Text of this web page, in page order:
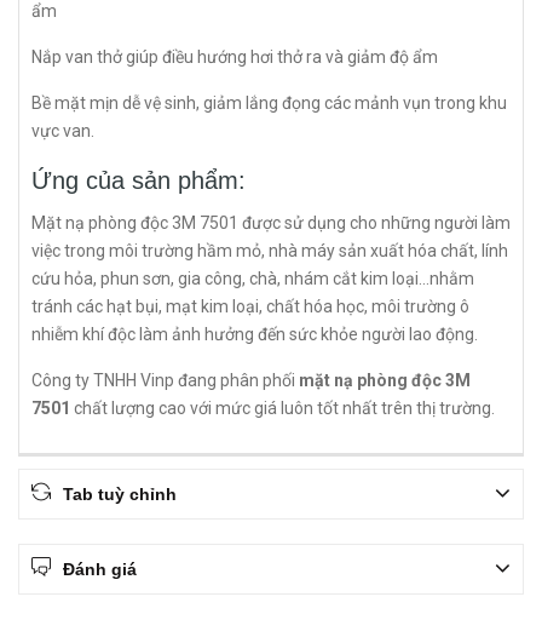
ẩm
Nắp van thở giúp điều hướng hơi thở ra và giảm độ ẩm
Bề mặt mịn dễ vệ sinh, giảm lắng đọng các mảnh vụn trong khu
vực van.
Ứng của sản phẩm:
Mặt nạ phòng độc 3M 7501 được sử dụng cho những người làm
việc trong môi trường hầm mỏ, nhà máy sản xuất hóa chất, lính
cứu hỏa, phun sơn, gia công, chà, nhám cắt kim loại...nhằm
tránh các hạt bụi, mạt kim loại, chất hóa học, môi trường ô
nhiễm khí độc làm ảnh hưởng đến sức khỏe người lao động.
Công ty TNHH Vinp đang phân phối mặt nạ phòng độc 3M
7501 chất lượng cao với mức giá luôn tốt nhất trên thị trường.
Tab tuỳ chỉnh
Đánh giá